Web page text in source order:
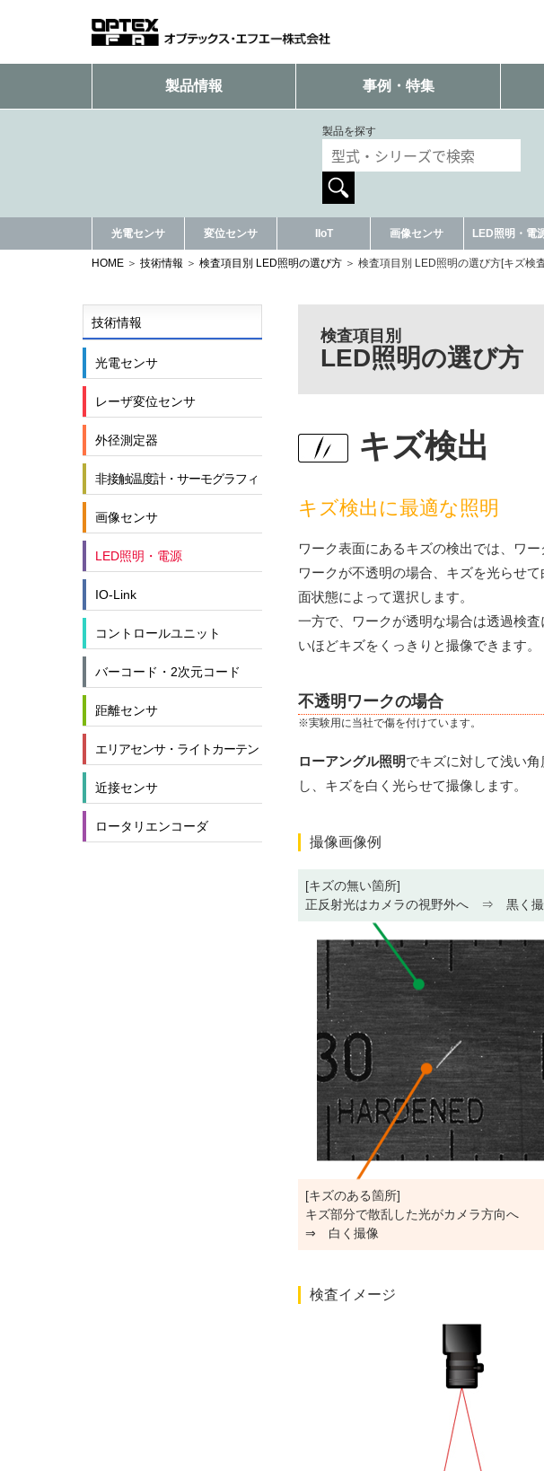
製品情報 事例・特集
製品を探す
光電センサ 変位センサ IIoT 画像センサ LED照明・電
HOME 技術情報 検査項目別 LED照明の選び方 検査項目別 LED照明の選び方[キズ検
技術情報
光電センサ
レーザ変位センサ
外径測定器
非接触温度計・サーモグラフィ
画像センサ
LED照明・電源
IO-Link
コントロールユニット
バーコード・2次元コード
距離センサ
エリアセンサ・ライトカーテン
近接センサ
ロータリエンコーダ
検査項目別
LED照明の選び方
キズ検出
キズ検出に最適な照明
ワーク表面にあるキズの検出では、ワ
ワークが不透明の場合、キズを光らせ
面状態によって選択します。
一方で、ワークが透明な場合は透過検
いほどキズをくっきりと撮像できます。
不透明ワークの場合
※実験用に当社で傷を付けています。
ローアングル照明でキズに対して浅い
し、キズを白く光らせて撮像します。
撮像画像例
[キズの無い箇所]
正反射光はカメラの視野外へ ⇒ 黒く
[キズのある箇所]
キズ部分で散乱した光がカメラ方向へ
⇒ 白く撮像
検査イメージ